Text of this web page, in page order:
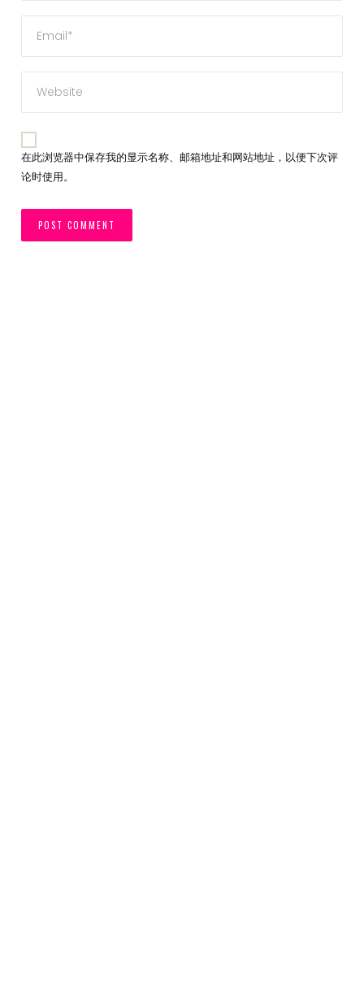
在此浏览器中保存我的显示名称、邮箱地址和网站地址，以便下次评
论时使用。